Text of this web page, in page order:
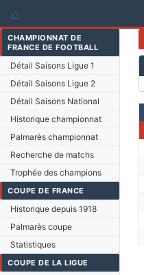
⌂
CHAMPIONNAT DE
FRANCE DE FOOTBALL
Détail Saisons Ligue 1
Détail Saisons Ligue 2
Détail Saisons National
Historique championnat
Palmarès championnat
Recherche de matchs
Trophée des champions
COUPE DE FRANCE
Historique depuis 1918
Palmarès coupe
Statistiques
COUPE DE LA LIGUE